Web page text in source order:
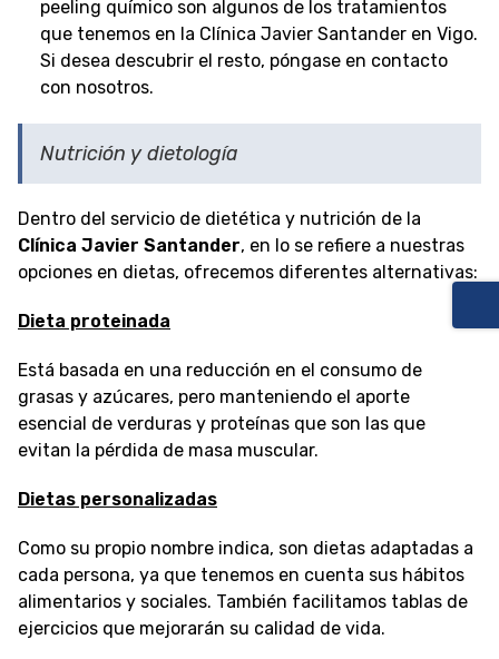
peeling químico son algunos de los tratamientos
que tenemos en la Clínica Javier Santander en Vigo.
Si desea descubrir el resto, póngase en contacto
con nosotros.
Nutrición y dietología
Dentro del servicio de dietética y nutrición de la
Clínica Javier Santander, en lo se refiere a nuestras
opciones en dietas, ofrecemos diferentes alternativas:
Dieta proteinada
Está basada en una reducción en el consumo de
grasas y azúcares, pero manteniendo el aporte
esencial de verduras y proteínas que son las que
evitan la pérdida de masa muscular.
Dietas personalizadas
Como su propio nombre indica, son dietas adaptadas a
cada persona, ya que tenemos en cuenta sus hábitos
alimentarios y sociales. También facilitamos tablas de
ejercicios que mejorarán su calidad de vida.